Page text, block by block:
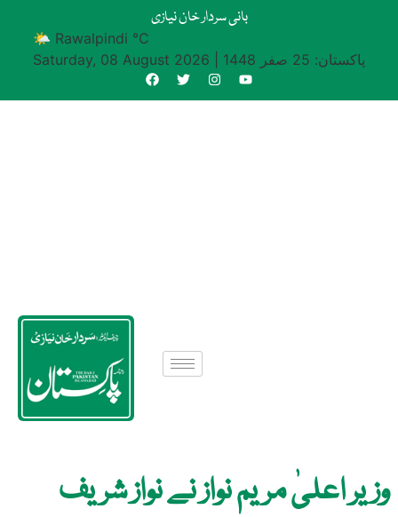
بانی سردار خان نیازی
🌤 Rawalpindi °C
Saturday, 08 August 2026
پاکستان: 25 صفر 1448
وزیر اعلیٰ مریم نواز نے نواز شریف